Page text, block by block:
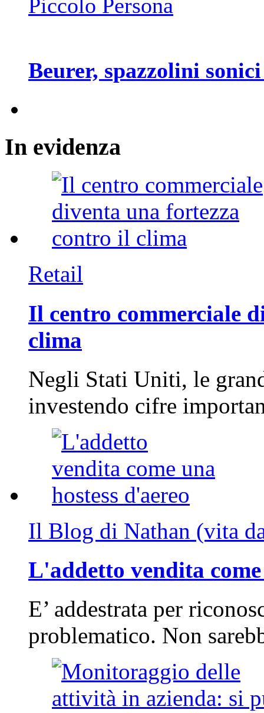
Piccolo Persona
Beurer, spazzolini
In evidenza
Retail
Il centro commerciale
clima
Negli Stati Uniti, le
investendo cifre
Il Blog di Nathan (vita
L'addetto vendita
E’ addestrata per
problematico. Non